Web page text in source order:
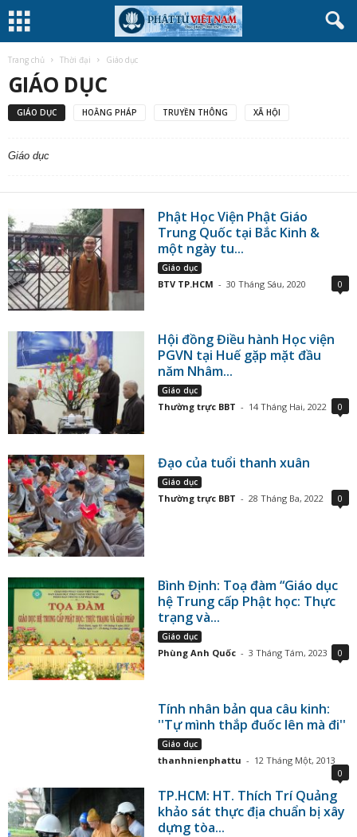
Trang chủ Thời đại Giáo dục
GIÁO DỤC
GIÁO DỤC HOẰNG PHÁP TRUYỀN THÔNG XÃ HỘI
Giáo dục
Phật Học Viện Phật Giáo
Trung Quốc tại Bắc Kinh &
một ngày tu...
Giáo dục
BTV TP.HCM - 30 Tháng Sáu, 2020 0
Hội đồng Điều hành Học viện
PGVN tại Huế gặp mặt đầu
năm Nhâm...
Giáo dục
Thường trực BBT - 14 Tháng Hai, 2022 0
Đạo của tuổi thanh xuân
Giáo dục
Thường trực BBT - 28 Tháng Ba, 2022 0
Bình Định: Toạ đàm “Giáo dục
hệ Trung cấp Phật học: Thực
trạng và...
Giáo dục
Phùng Anh Quốc - 3 Tháng Tám, 2023 0
Tính nhân bản qua câu kinh:
''Tự mình thắp đuốc lên mà đi''
Giáo dục
thanhnienphattu - 12 Tháng Một, 2013
0
TP.HCM: HT. Thích Trí Quảng
khảo sát thực địa chuẩn bị xây
dựng tòa...